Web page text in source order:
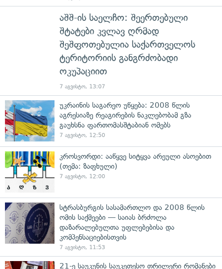
აშშ-ის საელჩო: შეერთებული
შტატები კვლავ ღრმად
შეშფოთებულია საქართველოს
ტერიტორიის განგრძობადი
ოკუპაციით
7 აგვისტო, 13:07
უკრაინის საგარეო უწყება: 2008 წლის
აგრესიაზე რეაგირების ნაკლებობამ გზა
გაუხსნა ფართომასშტაბიან ომებს
7 აგვისტო, 12:50
კროსვორდი: ააწყვე სიტყვა არეული ასოებით
(თემა: ზაფხული)
7 აგვისტო, 12:00
სტრასბურგის სასამართლო და 2008 წლის
ომის საქმეები — საიას ბრძოლა
დაზარალებულთა უფლებებისა და
კომპენსაციებისთვის
7 აგვისტო, 11:53
21-ე საუკუნის საუკეთესო თრილერი რომანები